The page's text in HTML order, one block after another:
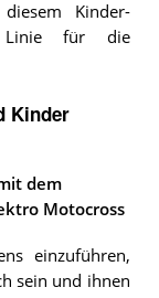
Kinder-
Linie für die
Kinder
dem
Motocross
einzuführen,
sein und ihnen